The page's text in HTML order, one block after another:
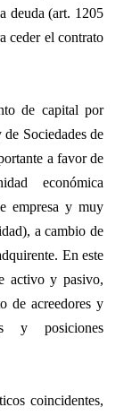
deuda (art. 1205
ceder el contrato
de capital por
Sociedades de
a favor de
económica
empresa y muy
a cambio de
En este
activo y pasivo,
de acreedores y
y posiciones
coincidentes,